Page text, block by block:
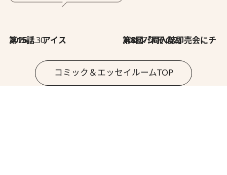
2026.7.30
第15話 アイス 2026.7.30
第8回「同人誌即売会にチャレンジ その2」
コミック＆エッセイルームTOP